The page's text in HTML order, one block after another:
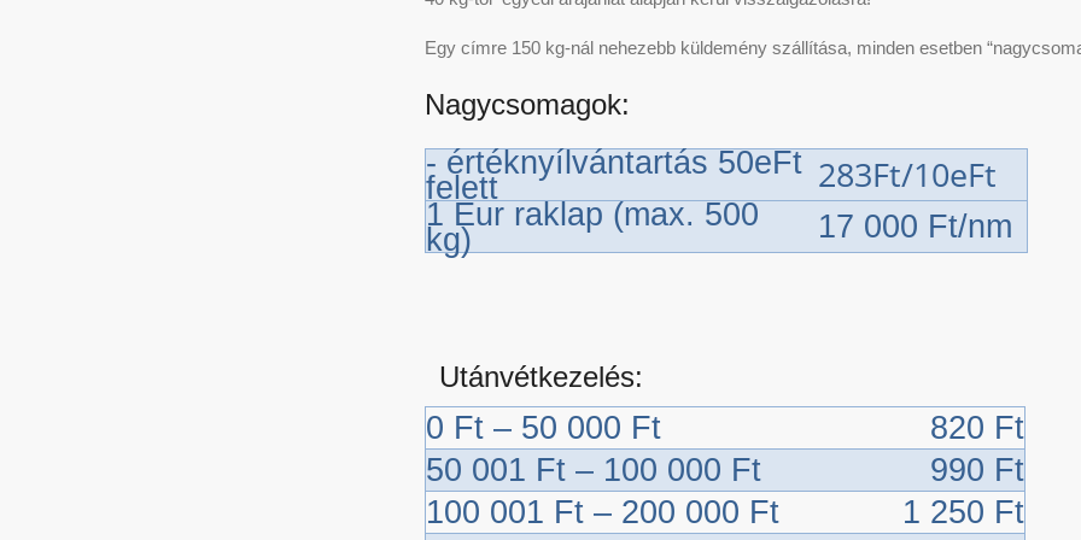
Egy címre 150 kg-nál nehezebb küldemény szállítása, minden esetben
Nagycsomagok:
- értéknyílvántartás 50eFt
felett 283Ft/10eFt
1 Eur raklap (max. 500
kg) 17 000 Ft/nm
Utánvétkezelés:
0 Ft – 50 000 Ft
820 Ft
50 001 Ft – 100 000 Ft
990 Ft
100 001 Ft – 200 000 Ft
1 250 Ft